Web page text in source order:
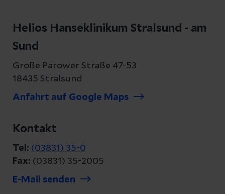
Helios Hanseklinikum Stralsund - am
Sund
Große Parower Straße 47-53
18435 Stralsund
Anfahrt auf Google Maps
Kontakt
Tel: (03831) 35-0
Fax: (03831) 35-2005
E-Mail senden